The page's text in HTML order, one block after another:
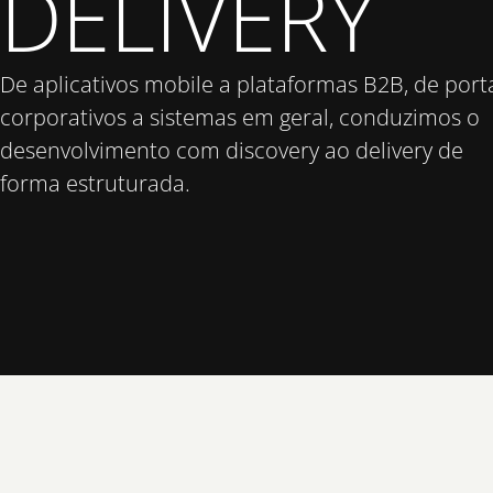
De aplicativos mobile a plataformas B2B, de
corporativos a sistemas em geral, conduzimos o
desenvolvimento com discovery ao delivery de
forma estruturada.